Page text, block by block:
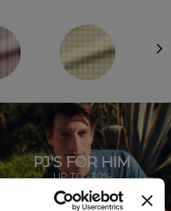
PJ'S FOR HIM
UP TO -30%
SHOP SALE